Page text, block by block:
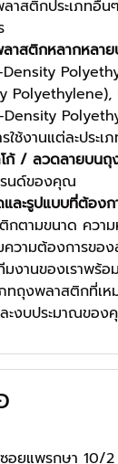
าสติกประเภทอื่น
าสติกหลากหลาย
Density
Polyethylene),
ใช้งานแต่ละประเ
ก้ / ลวดลายบนถุ
รนด์ของคุณ
ละรูปแบบที่ต้องก
ตามขนาด ความ
ความต้องการขอ
มงานของเราพร้อ
ภทถุงพลาสติกที่เห
ะงบประมาณขอ
ยแพรกษา 10/